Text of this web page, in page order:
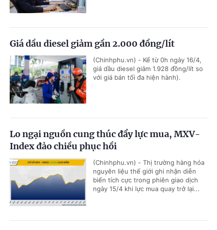
Giá dầu diesel giảm gần 2.000 đồng/lít
(Chinhphu.vn) - Kể từ 0h ngày 16/4,
giá dầu diesel giảm 1.928 đồng/lít so
với giá bán tối đa hiện hành).
Lo ngại nguồn cung thúc đẩy lực mua, MXV-
Index đảo chiều phục hồi
(Chinhphu.vn) - Thị trường hàng hóa
nguyên liệu thế giới ghi nhận diễn
biến tích cực trong phiên giao dịch
ngày 15/4 khi lực mua quay trở lại...